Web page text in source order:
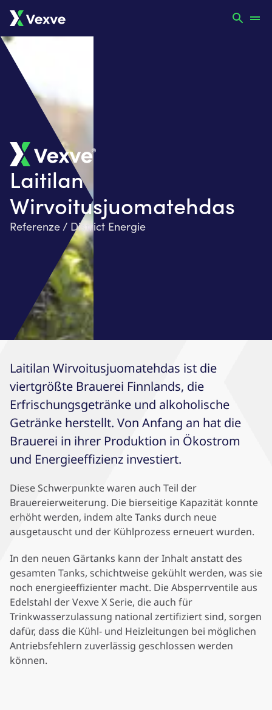
Laitilan
Wirvoitusjuomatehdas
Referenze / District Energie​
Laitilan Wirvoitusjuomatehdas ist die
viertgrößte Brauerei Finnlands, die
Erfrischungsgetränke und alkoholische
Getränke herstellt. Von Anfang an hat die
Brauerei in ihrer Produktion in Ökostrom
und Energieeffizienz investiert.
Diese Schwerpunkte waren auch Teil der
Brauereierweiterung. Die bierseitige Kapazität konnte
erhöht werden, indem alte Tanks durch neue
ausgetauscht und der Kühlprozess erneuert wurden.
In den neuen Gärtanks kann der Inhalt anstatt des
gesamten Tanks, schichtweise gekühlt werden, was sie
noch energieeffizienter macht. Die Absperrventile aus
Edelstahl der Vexve X Serie, die auch für
Trinkwasserzulassung national zertifiziert sind, sorgen
dafür, dass die Kühl- und Heizleitungen bei möglichen
Antriebsfehlern zuverlässig geschlossen werden
können.